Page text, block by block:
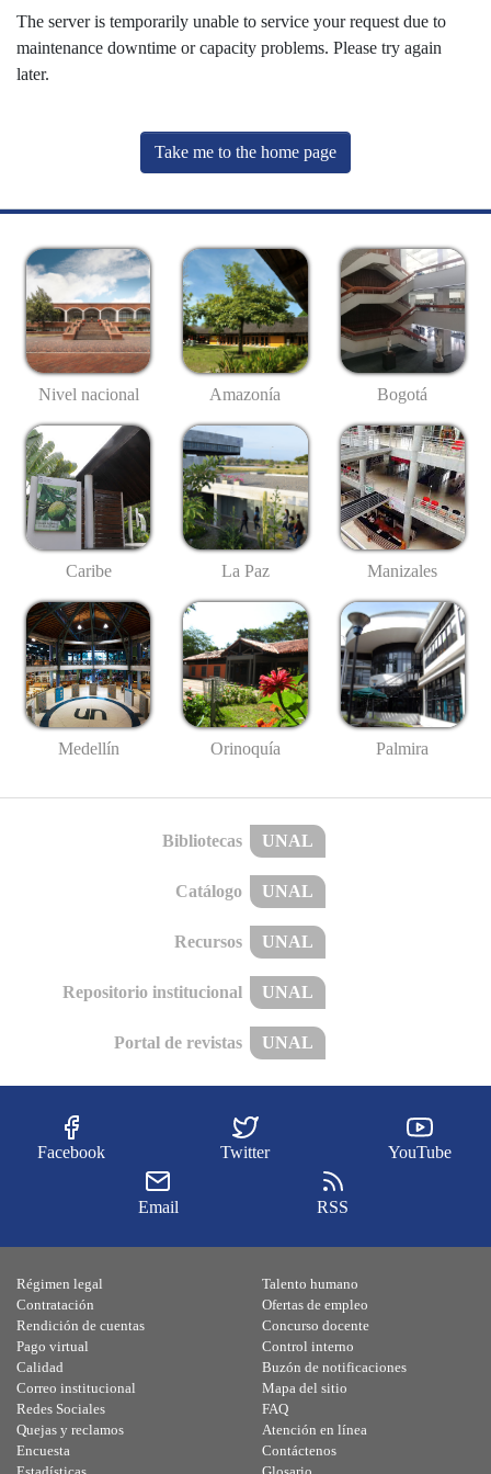
The server is temporarily unable to service your request due to
maintenance downtime or capacity problems. Please try again
later.
Take me to the home page
Nivel nacional Amazonía Bogotá
Caribe La Paz Manizales
Medellín Orinoquía Palmira
Bibliotecas UNAL
Catálogo UNAL
Recursos UNAL
Repositorio institucional UNAL
Portal de revistas UNAL
Facebook Twitter YouTube
Email RSS
Régimen legal
Contratación
Rendición de cuentas
Pago virtual
Calidad
Talento humano
Ofertas de empleo
Concurso docente
Control interno
Buzón de notificaciones
Correo institucional
Redes Sociales
Quejas y reclamos
Encuesta
Mapa del sitio
FAQ
Atención en línea
Contáctenos